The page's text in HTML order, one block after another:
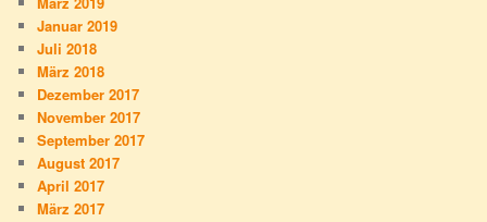
Januar 2019
Juli 2018
März 2018
Dezember 2017
November 2017
September 2017
August 2017
April 2017
März 2017